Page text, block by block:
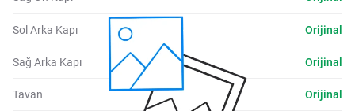
Sol Arka Kapı Orijinal
Sağ Arka Kapı Orijinal
Tavan Orijinal